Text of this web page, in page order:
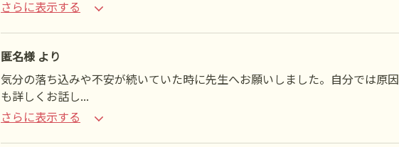
さらに表示する
匿名様 より
気分の落ち込みや不安が続いていた時に先生へお願いしました。自分では原
も詳しくお話し...
さらに表示する